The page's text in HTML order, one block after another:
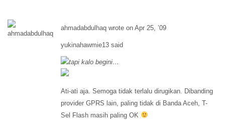
ahmadabdulhaq wrote on Apr 25, ’09
yukinahawmie13 said
tapi kalo begini…
Ati-ati aja. Semoga tidak terlalu dirugikan. Dibanding
provider GPRS lain, paling tidak di Banda Aceh, T-
Sel Flash masih paling OK